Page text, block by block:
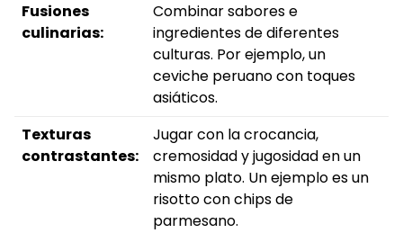
Fusiones
culinarias:
Combinar sabores e
ingredientes de diferentes
culturas. Por ejemplo, un
ceviche peruano con toques
asiáticos.
Texturas
contrastantes:
Jugar con la crocancia,
cremosidad y jugosidad en un
mismo plato. Un ejemplo es un
risotto con chips de
parmesano.